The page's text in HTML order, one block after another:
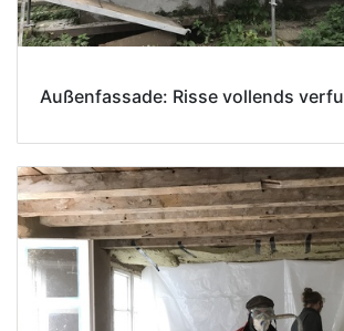
Außenfassade: Risse vollends